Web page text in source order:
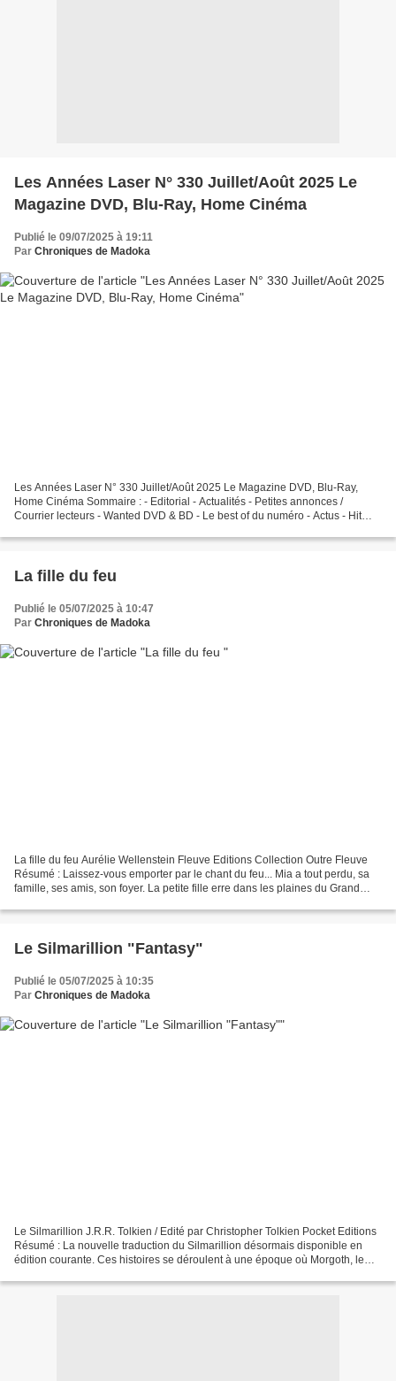
Les Années Laser N° 330 Juillet/Août 2025 Le
Magazine DVD, Blu-Ray, Home Cinéma
Publié le 09/07/2025 à 19:11
Par Chroniques de Madoka
Les Années Laser N° 330 Juillet/Août 2025 Le Magazine DVD, Blu-Ray,
Home Cinéma Sommaire : - Editorial - Actualités - Petites annonces /
Courrier lecteurs - Wanted DVD & BD - Le best of du numéro - Actus - Hit
La fille du feu
Publié le 05/07/2025 à 10:47
Par Chroniques de Madoka
La fille du feu Aurélie Wellenstein Fleuve Editions Collection Outre Fleuve
Résumé : Laissez-vous emporter par le chant du feu... Mia a tout perdu, sa
famille, ses amis, son foyer. La petite fille erre dans les plaines du Grand
Le Silmarillion "Fantasy"
Publié le 05/07/2025 à 10:35
Par Chroniques de Madoka
Le Silmarillion J.R.R. Tolkien / Edité par Christopher Tolkien Pocket Editions
Résumé : La nouvelle traduction du Silmarillion désormais disponible en
édition courante. Ces histoires se déroulent à une époque où Morgoth, le